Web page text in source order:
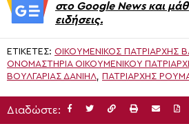
στο Google News και
ειδήσεις.
ΕΤΙΚΈΤΕΣ: ΟΙΚΟΥΜΕΝΙΚΌΣ ΠΑΤΡΙΆΡΧΗΣ
ΟΝΟΜΑΣΤΉΡΙΑ ΟΙΚΟΥΜΕΝΙΚΟΎ
ΒΟΥΛΓΑΡΊΑΣ ΔΑΝΙΉΛ, ΠΑΤΡΙΆΡΧΗΣ
Διαδώστε: